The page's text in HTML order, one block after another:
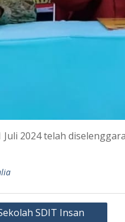
2024 telah
SDIT Insan